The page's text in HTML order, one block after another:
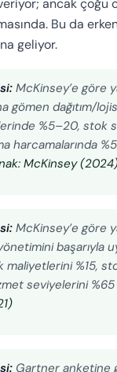
ancak çoğu
Bu da
geliyor.
McKinsey’e göre
gömen dağıtım/
%5–20, stok
harcamalarında
McKinsey
McKinsey’e göre
başarıyla
%15,
seviyelerini
Gartner anketine